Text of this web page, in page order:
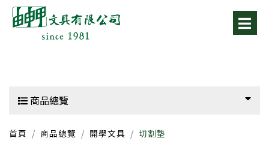
商品總覽
首頁 商品總覽 開學文具 切割墊